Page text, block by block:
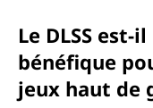
Le DLSS
bénéfique
jeux haut de